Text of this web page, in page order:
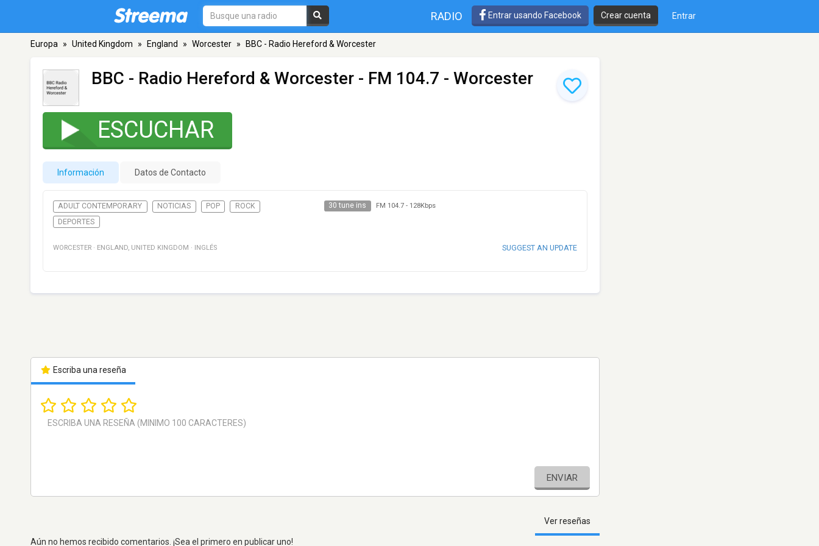
RADIO Entrar usando Facebook Crear cuenta Entrar
Europa » United Kingdom » England » Worcester » BBC - Radio Hereford & Worcester
BBC - Radio Hereford & Worcester - FM 104.7 - Worcester
ESCUCHAR
Información Datos de Contacto
ADULT CONTEMPORARY NOTICIAS POP
ROCK
DEPORTES
30 tune ins FM 104.7- 128Kbps
WORCESTER · ENGLAND, UNITED KINGDOM · INGLÉS SUGGEST AN UPDATE
Escriba una reseña
ENVIAR
Ver reseñas
Aún no hemos recibido comentarios. ¡Sea el primero en publicar uno!